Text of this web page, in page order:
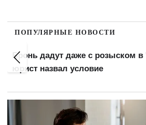
ПОПУЛЯРНЫЕ НОВОСТИ
Бронь дадут даже с розыском в
юрист назвал условие